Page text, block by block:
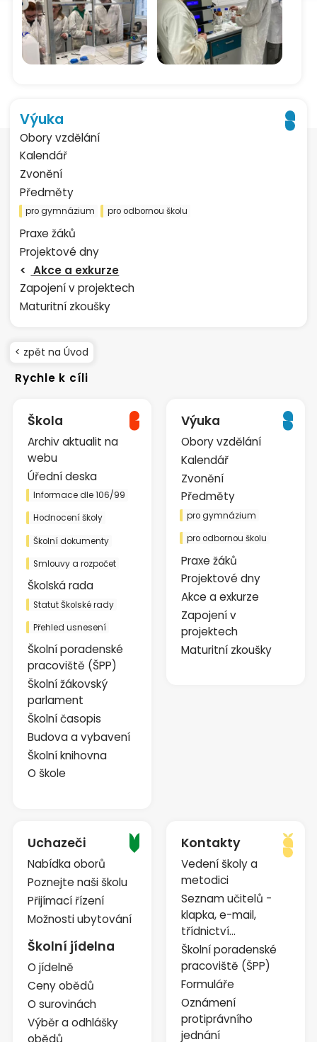
Výuka
Obory vzdělání
Kalendář
Zvonění
Předměty
pro gymnázium pro odbornou školu
Praxe žáků
Projektové dny
Akce a exkurze
Zapojení v projektech
Maturitní zkoušky
< zpět na Úvod
Rychle k cíli
Škola
Archiv aktualit na
webu
Úřední deska
Informace dle 106/99
Hodnocení školy
Školní dokumenty
Smlouvy a rozpočet
Školská rada
Statut Školské rady
Přehled usnesení
Školní poradenské
pracoviště (ŠPP)
Školní žákovský
parlament
Školní časopis
Budova a vybavení
Školní knihovna
O škole
Výuka
Obory vzdělání
Kalendář
Zvonění
Předměty
pro gymnázium
pro odbornou školu
Praxe žáků
Projektové dny
Akce a exkurze
Zapojení v
projektech
Maturitní zkoušky
Uchazeči
Nabídka oborů
Poznejte naši školu
Přijímací řízení
Možnosti ubytování
Školní jídelna
O jídelně
Ceny obědů
O surovinách
Výběr a odhlášky
obědů
Kontakty
Vedení školy a
metodici
Seznam učitelů -
klapka, e-mail,
třídnictví...
Školní poradenské
pracoviště (ŠPP)
Formuláře
Oznámení
protiprávního
jednání